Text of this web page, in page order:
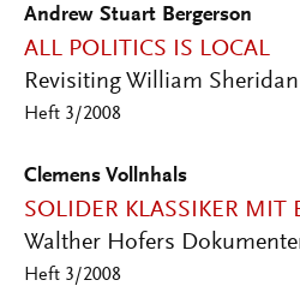
Andrew Stuart Bergerson
ALL POLITICS IS LOCAL
Revisiting William
Heft 3/2008
Clemens Vollnhals
SOLIDER KLASSIKER MIT
Walther Hofers
Heft 3/2008